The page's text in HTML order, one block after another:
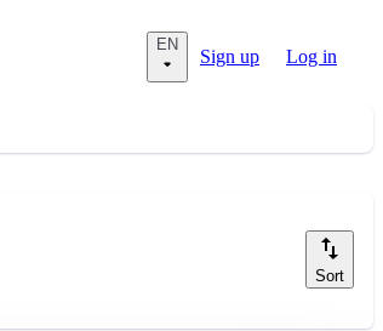
EN
Sign up Log in
Sort